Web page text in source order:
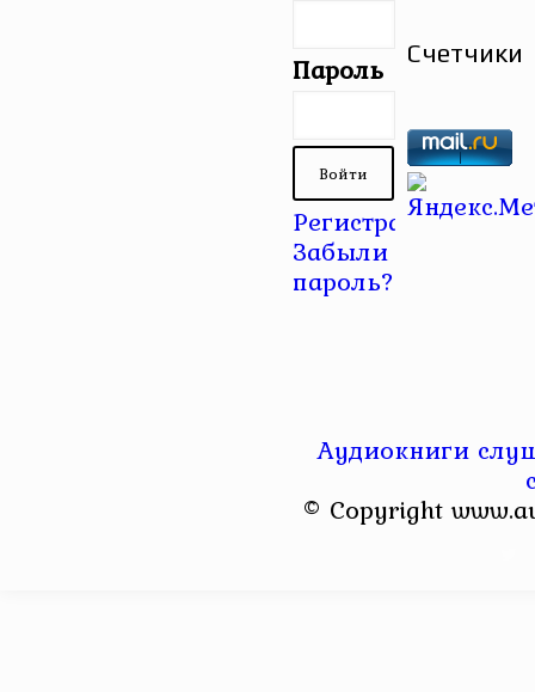
Пароль
Регистрация |
Забыли
пароль?
Счетчики
Аудиокниги
© Copyright